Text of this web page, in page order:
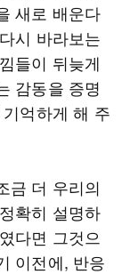
새로 배운다
시 바라보는
들이 뒤늦게
감동을 증명
억하게 해 주
금 더 우리의
확히 설명하
다면 그것으
이전에, 반응